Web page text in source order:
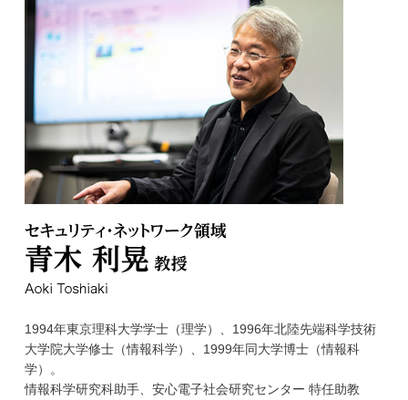
1994年東京理科大学学士（理学）、1996年北陸先端科学技術
大学院大学修士（情報科学）、1999年同大学博士（情報科
学）。
情報科学研究科助手、安心電子社会研究センター 特任助教